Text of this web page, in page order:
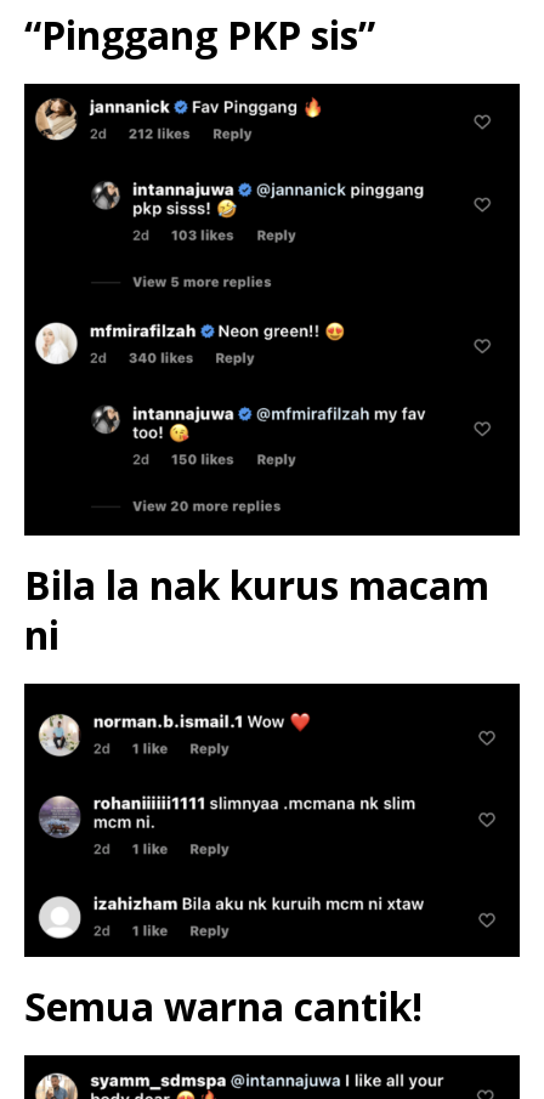
“Pinggang PKP sis”
Bila la nak kurus macam
ni
Semua warna cantik!